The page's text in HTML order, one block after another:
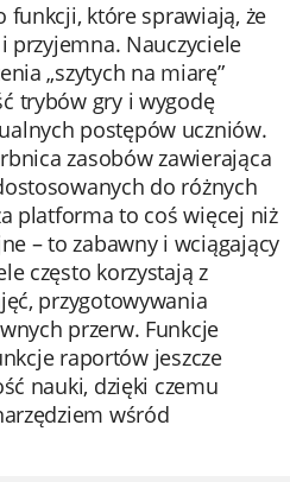
funkcji, które sprawiają, że
przyjemna. Nauczyciele
„szytych na miarę”
trybów gry i wygodę
postępów uczniów.
zasobów zawierająca
do różnych
platforma to coś więcej niż
– to zabawny i wciągający
często korzystają z
przygotowywania
przerw. Funkcje
raportów jeszcze
nauki, dzięki czemu
wśród